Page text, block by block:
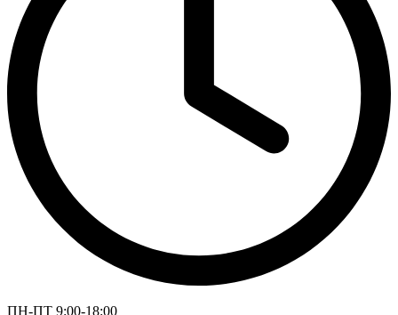
ПН-ПТ 9:00-18:00